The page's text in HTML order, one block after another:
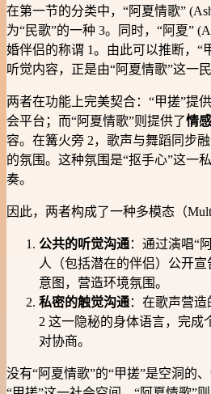
在第一节的分类中，“阿夏情歌”
为“民歌”的一种 3。同时，“阿夏”
婚伴侣的称谓 1。由此可以推断，“
听觉内容，正是由“阿夏情歌”这一
两者在功能上完美契合：“甲搓”提
会平台；而“阿夏情歌”则提供了情
容。在篝火旁 2，歌声与舞蹈同步
的氛围。这种氛围是“抠手心”这一
奏。
因此，两者构成了一种多模态（
公共的听觉沟通：通过演唱“
人（包括潜在的伴侣）公开
意图，营造环境氛围。
私密的触觉沟通：在歌声营
2 这一隐秘的身体语言，完成
对协商。
没有“阿夏情歌”的“甲搓”是空洞的